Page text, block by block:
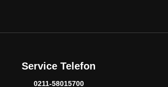
Service Telefon
0211-58015700